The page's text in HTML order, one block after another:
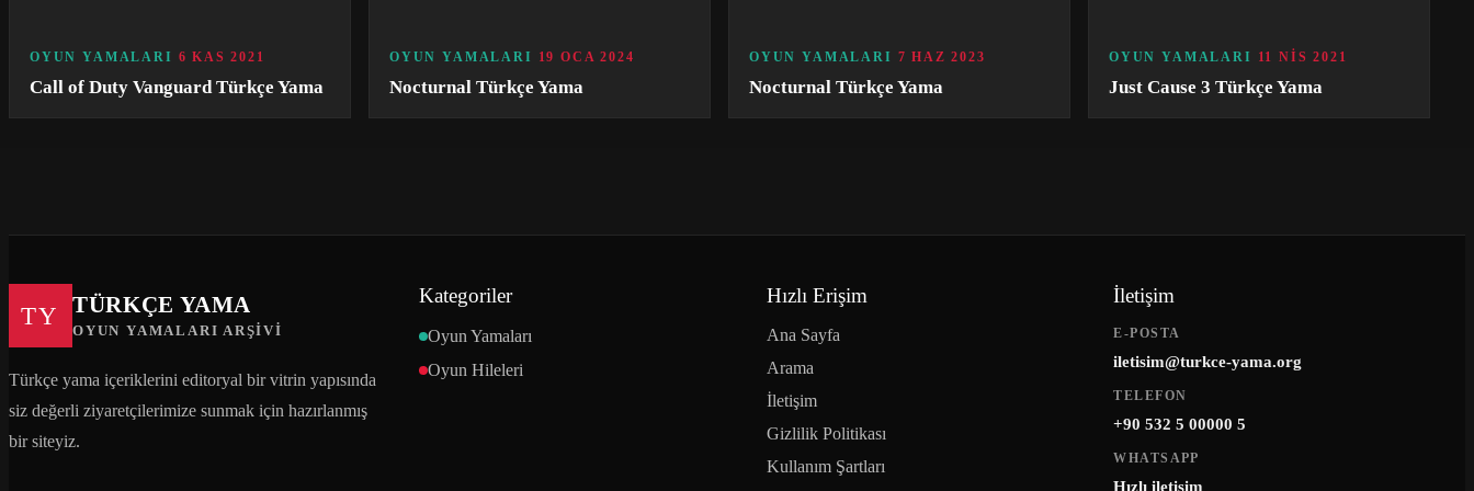
OYUN YAMALARI 6 KAS 2021
Call of Duty Vanguard Türkçe Yama
OYUN YAMALARI 19 OCA 2024
Nocturnal Türkçe Yama
OYUN YAMALARI 7 HAZ 2023
Nocturnal Türkçe Yama
OYUN YAMALARI 11 NIS 2021
Just Cause 3 Türkçe Yama
TY TÜRKÇE YAMA
OYUN YAMALARI ARŞIVI
Türkçe yama içeriklerini editoryal bir vitrin yapısında
siz değerli ziyaretçilerimize sunmak için hazırlanmış
bir siteyiz.
Kategoriler
Oyun Yamaları
Oyun Hileleri
Hızlı Erişim
Ana Sayfa
Arama
İletişim
Gizlilik Politikası
Kullanım Şartları
İletişim
E-POSTA
iletisim@turkce-yama.org
TELEFON
+90 532 5 00000 5
WHATSAPP
Hızlı iletişim